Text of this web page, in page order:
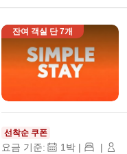
잔여 객실 단7개
선착순 쿠폰
요금 기준: 1박 | |